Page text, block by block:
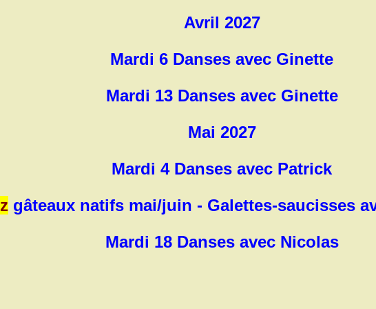
Avril 2027
Mardi 6 Danses avec Ginette
Mardi 13 Danses avec Ginette
Mai 2027
Mardi 4 Danses avec Patrick
gâteaux natifs mai/juin - Galettes-saucisses
Mardi 18 Danses avec Nicolas